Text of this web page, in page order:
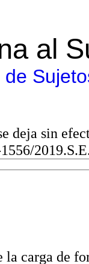
al
de
deja sin
carga de